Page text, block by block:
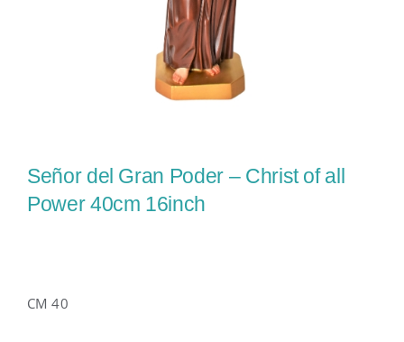
Señor del Gran Poder – Christ of all
Power 40cm 16inch
CM 40